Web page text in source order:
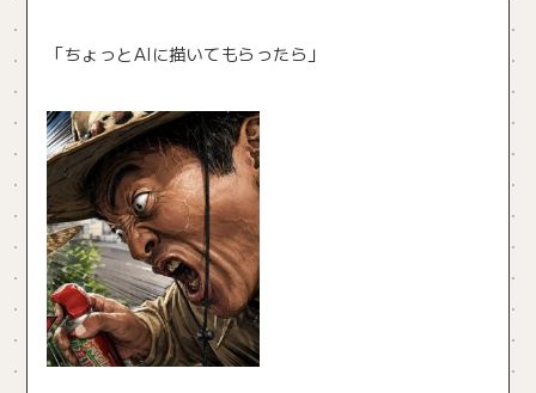
「ちょっとAIに描いてもらったら」